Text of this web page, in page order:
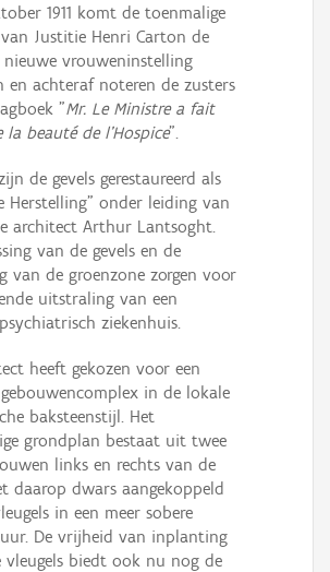
1911 komt de toenmalige
Justitie Henri Carton de
vrouweninstelling
en achteraf noteren de zusters
"Mr. Le Ministre a fait
la beauté de l'Hospice".
de gevels gerestaureerd als
Herstelling" onder leiding van
architect Arthur Lantsoght.
van de gevels en de
van de groenzone zorgen voor
uitstraling van een
ziekenhuis.
heeft gekozen voor een
in de lokale
baksteenstijl. Het
grondplan bestaat uit twee
links en rechts van de
daarop dwars aangekoppeld
in een meer sobere
De vrijheid van inplanting
vleugels biedt ook nu nog de